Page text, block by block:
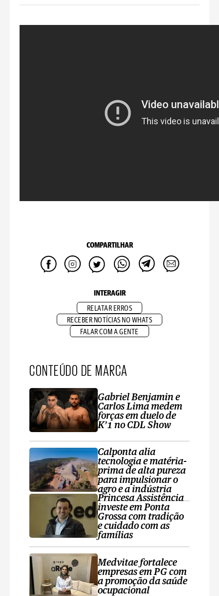
COMPARTILHAR
INTERAGIR
RELATAR ERROS
RECEBER NOTÍCIAS NO WHATS
FALAR COM A GENTE
CONTEÚDO DE MARCA
Gabriel Benjamin e
Carlos Lima medem
forças em duelo de
K’1 no CDL Show
Calponta alia
tecnologia e matéria-
prima de alta pureza
para impulsionar o
agro e a indústria
Princesa Assistência
investe em Ponta
Grossa com tradição
e cuidado com as
famílias
Medvitae fortalece
empresas em PG com
a promoção da saúde
ocupacional